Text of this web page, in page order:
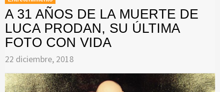
A 31 AÑOS DE LA MUERTE DE
LUCA PRODAN, SU ÚLTIMA
FOTO CON VIDA
22 diciembre, 2018